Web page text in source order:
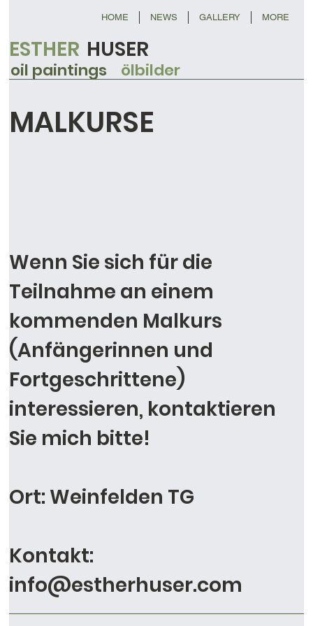
oil paintings ölbilder
ESTHER HUSER
HOME NEWS GALLERY MORE
MALKURSE
Wenn Sie sich für die
Teilnahme an einem
kommenden Malkurs
(Anfängerinnen und
Fortgeschrittene)
interessieren, kontaktieren
Sie mich bitte!
Ort: Weinfelden TG
Kontakt:
info@estherhuser.com